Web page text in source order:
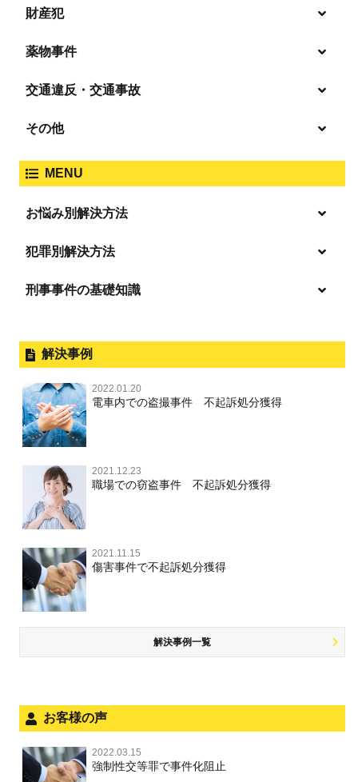
逮捕・監禁
業務妨害
盗撮・のぞき
強姦・準強姦
淫行・援助交際
公然わいせつ，わいせつ物頒布，淫
行勧誘罪
児童ポルノ・リベンジポルノ
財産犯
詐欺
恐喝
薬物事件
危険ドラッグ
交通違反・交通事故
ひき逃げ・当て逃げ
危険運転行為等
自転車事故
その他
商標法違反
ストーカー事件
銃刀法違反
風営法・風適法違反
文書偽造・偽造文書行使
MENU
お悩み別解決方法
「逮捕」について適切に知ることで不安や悩みを解消する
逮捕後、早急な釈放・保釈を望むときにすべきこと
無実・無罪の証明をしたい
被害者との示談を円満に進めるためには
刑事事件で被疑者を不起訴処分にするには
事件を秘密にするためにとるべき行動とは
自首・出頭の不安や悩みを解消するためには
犯罪別解決方法
事件別－暴力事件
暴行・傷害
殺人
過失致死・過失傷害
脅迫・強要
逮捕・監禁
略取・誘拐・人身売買
器物損壊
業務妨害
公務執行妨害
性犯罪 TOP
痴漢
盗撮，のぞき
不同意わいせつ（旧：強制わいせつ，準強制わいせつ），
監護者わいせつ
不同意性交等・監護者性交等
淫行・援助交際
公然わいせつ罪，わいせつ物頒布罪，淫行勧誘罪
児童ポルノ，リベンジポルノ
風営法・風適法違反
事件別－財産犯
財産犯 TOP
窃盗罪
詐欺罪
恐喝罪
横領・背任
盗品売買・譲り受け等
知的財産と刑事事件
事件別－薬物事件
薬物事件 TOP
覚せい剤
大麻
麻薬及び向精神薬
危険ドラッグ
事件別－交通違反・交通事故
交通違反・交通事故 TOP
人身事故・死亡事故
ひき逃げ・当て逃げ
無免許運転
飲酒運転
その他
その他 TOP
商標法違反
放火・失火
犯罪収益移転防止法違反
ストーカー事件
銃刀法違反
児童虐待・保護責任者遺棄
文書偽造・偽造文書行使
刑事事件の基礎知識
外国人事件の手続きと特色
刑事裁判の概要・手続
公務員の逮捕・刑事事件
控訴・上告
国選弁護士と私選弁護士の違い
裁判員裁判
司法取引・刑事免責
取調べの注意点
少年事件の手続と特色
法人と刑事事件（脱税関係，従業員逮捕，予防法務等）
解決事例
2022.01.20
電車内での盗撮事件 不起訴処分獲得
2021.12.23
職場での窃盗事件 不起訴処分獲得
2021.11.15
傷害事件で不起訴処分獲得
解決事例一覧
お客様の声
2022.03.15
強制性交等罪で事件化阻止